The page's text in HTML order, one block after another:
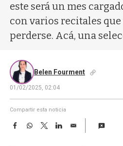
este será un mes
con varios recitales
perderse. Acá, una
Belen Fourment
01/02/2025, 02:04
Compartir esta noticia
F
W
T
w
L
E